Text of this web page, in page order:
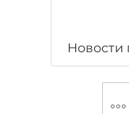
Новости